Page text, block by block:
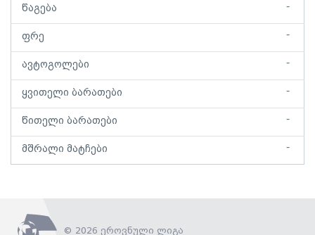
წაგება -
ფრე -
ავტოგოლები -
ყვითელი ბარათები -
წითელი ბარათები -
მშრალი მატჩები -
© 2026 ეროვნული ლიგა